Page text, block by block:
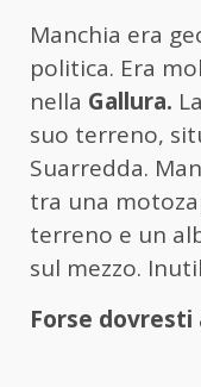
Manchia era
politica. Era
nella Gallura.
suo terreno,
Suarredda.
tra una
terreno e un
sul mezzo.
Forse